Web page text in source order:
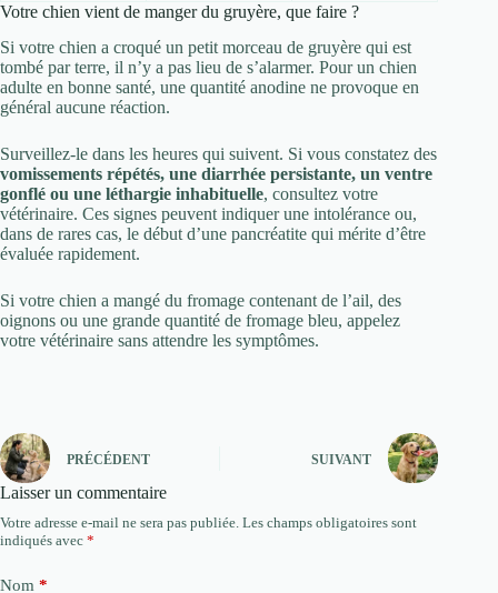
Votre chien vient de manger du gruyère, que faire ?
Si votre chien a croqué un petit morceau de gruyère qui est
tombé par terre, il n’y a pas lieu de s’alarmer. Pour un chien
adulte en bonne santé, une quantité anodine ne provoque en
général aucune réaction.
Surveillez-le dans les heures qui suivent. Si vous constatez des
vomissements répétés, une diarrhée persistante, un ventre
gonflé ou une léthargie inhabituelle, consultez votre
vétérinaire. Ces signes peuvent indiquer une intolérance ou,
dans de rares cas, le début d’une pancréatite qui mérite d’être
évaluée rapidement.
Si votre chien a mangé du fromage contenant de l’ail, des
oignons ou une grande quantité de fromage bleu, appelez
votre vétérinaire sans attendre les symptômes.
PRÉCÉDENT SUIVANT
Laisser un commentaire
Votre adresse e-mail ne sera pas publiée. Les champs obligatoires sont
indiqués avec *
Nom *